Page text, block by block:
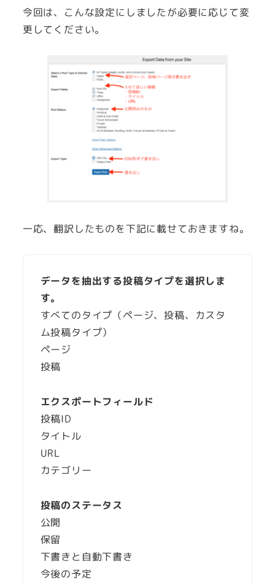
今回は、こんな設定にしましたが必要に応じて変
更してください。
一応、翻訳したものを下記に載せておきますね。
データを抽出する投稿タイプを選択しま
す。
すべてのタイプ（ページ、投稿、カスタ
ム投稿タイプ）
ページ
投稿
エクスポートフィールド
投稿ID
タイトル
URL
カテゴリー
投稿のステータス
公開
保留
下書きと自動下書き
今後の予定